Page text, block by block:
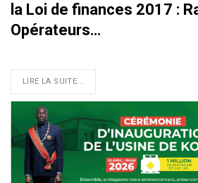
la Loi de finances 2017 :
Opérateurs…
LIRE LA SUITE...